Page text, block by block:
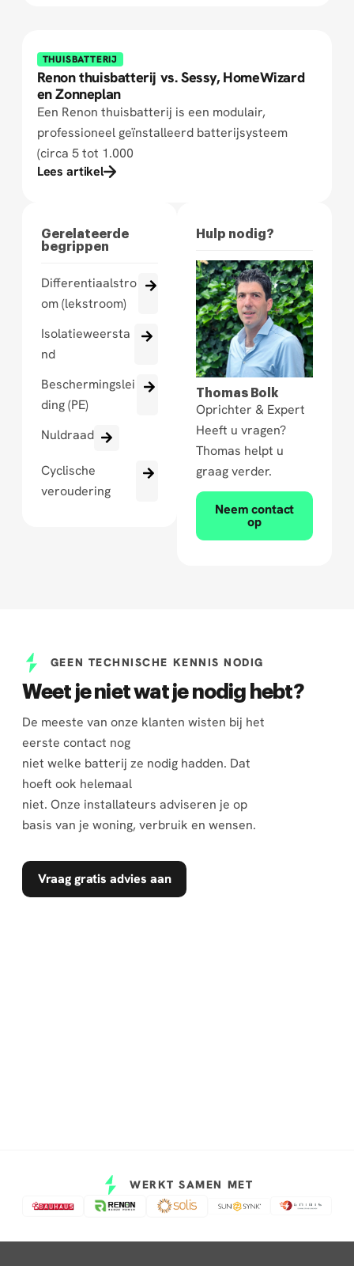
THUISBATTERIJ
Renon thuisbatterij vs. Sessy, HomeWizard
en Zonneplan
Een Renon thuisbatterij is een modulair,
professioneel geïnstalleerd batterijsysteem
(circa 5 tot 1.000
Lees artikel
Gerelateerde
begrippen
Differentiaalstro
om (lekstroom)
Isolatieweersta
nd
Beschermingslei
ding (PE)
Nuldraad
Cyclische
veroudering
Hulp nodig?
Thomas Bolk
Oprichter & Expert
Heeft u vragen?
Thomas helpt u
graag verder.
Neem contact
op
GEEN TECHNISCHE KENNIS NODIG
Weet je niet wat je nodig hebt?
De meeste van onze klanten wisten bij het
eerste contact nog
niet welke batterij ze nodig hadden. Dat
hoeft ook helemaal
niet. Onze installateurs adviseren je op
basis van je woning, verbruik en wensen.
Vraag gratis advies aan
WERKT SAMEN MET